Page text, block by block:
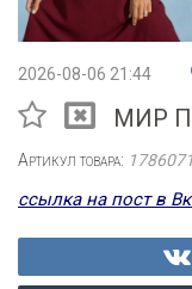
2026-08-06 21:44
МИР
Артикул товара:
ссылка на пост в